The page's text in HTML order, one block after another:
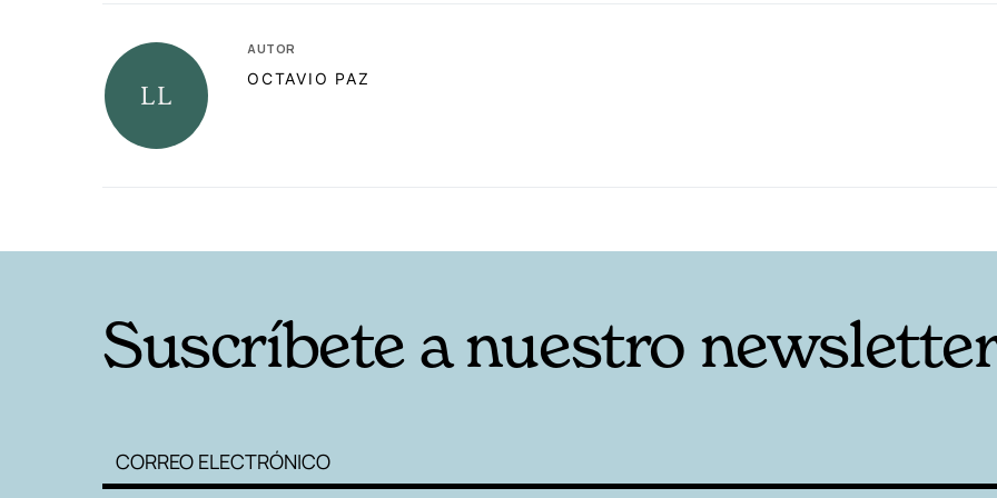
AUTOR
OCTAVIO PAZ
Suscríbete a nuestro